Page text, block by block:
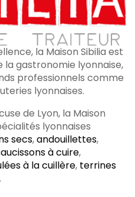
la Maison Sibilia est
gastronomie lyonnaise,
professionnels comme
lyonnaises.
de Lyon, la Maison
lyonnaises
secs,andouillettes,
à cuire,
à la cuillère, terrines
.